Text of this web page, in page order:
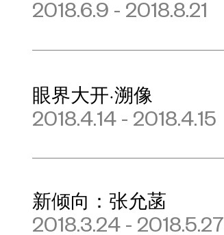
2018.6.9 - 2018.8.21
眼界大开·溯像
2018.4.14 - 2018.4.15
新倾向：张允菡
2018.3.24 - 2018.5.27